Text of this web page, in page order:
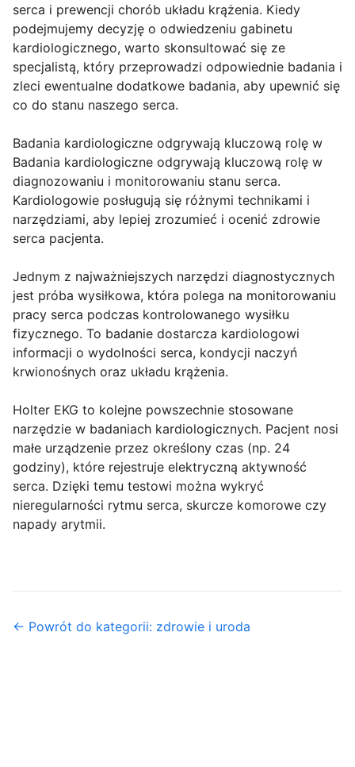
serca i prewencji chorób układu krążenia. Kiedy
podejmujemy decyzję o odwiedzeniu gabinetu
kardiologicznego, warto skonsultować się ze
specjalistą, który przeprowadzi odpowiednie badania i
zleci ewentualne dodatkowe badania, aby upewnić się
co do stanu naszego serca.
Badania kardiologiczne odgrywają kluczową rolę w
Badania kardiologiczne odgrywają kluczową rolę w
diagnozowaniu i monitorowaniu stanu serca.
Kardiologowie posługują się różnymi technikami i
narzędziami, aby lepiej zrozumieć i ocenić zdrowie
serca pacjenta.
Jednym z najważniejszych narzędzi diagnostycznych
jest próba wysiłkowa, która polega na monitorowaniu
pracy serca podczas kontrolowanego wysiłku
fizycznego. To badanie dostarcza kardiologowi
informacji o wydolności serca, kondycji naczyń
krwionośnych oraz układu krążenia.
Holter EKG to kolejne powszechnie stosowane
narzędzie w badaniach kardiologicznych. Pacjent nosi
małe urządzenie przez określony czas (np. 24
godziny), które rejestruje elektryczną aktywność
serca. Dzięki temu testowi można wykryć
nieregularności rytmu serca, skurcze komorowe czy
napady arytmii.
← Powrót do kategorii: zdrowie i uroda